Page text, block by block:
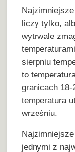
liczy tylko,
wytrwale
sierpniu
to
granicach 18-
temperatura
wrześniu.
jednymi z